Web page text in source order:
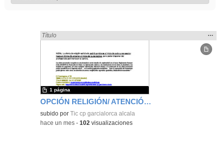
OPCIÓN RELIGIÓN/ ATENCIÓN EDUCATIVA CURSO 2026-2027
Encontrado «Religión» en:
Título
la
…
subido porTic cp garcialorca alcala
1 página
-hace un mes -102 visualizaciones